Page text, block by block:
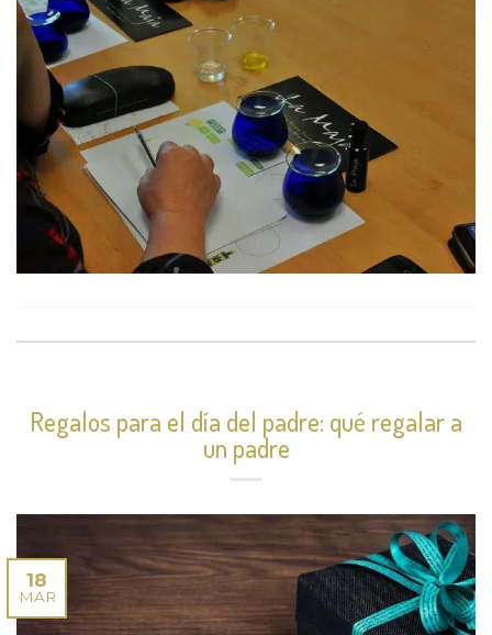
Regalos para el día del padre: qué regalar a
un padre
18
MAR